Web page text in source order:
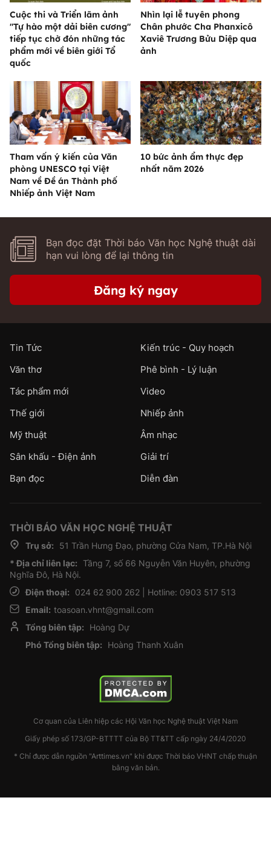
Cuộc thi và Triển lãm ảnh
"Tự hào một dải biên cương"
tiếp tục chờ đón những tác
phẩm mới về biên giới Tổ
quốc
Nhìn lại lễ tuyên phong
Chân phước Cha Phanxicô
Xaviê Trương Bửu Diệp qua
ảnh
Tham vấn ý kiến của Văn
phòng UNESCO tại Việt
Nam về Đề án Thành phố
Nhiếp ảnh Việt Nam
10 bức ảnh ẩm thực đẹp
nhất năm 2026
Bạn đọc đặt Thời báo Văn học Nghệ thuật dài
hạn vui lòng để lại thông tin
Đăng ký ngay
Tin Tức
Kiến trúc - Quy hoạch
Văn thơ
Phê bình - Lý luận
Tác phẩm mới
Video
Thế giới
Nhiếp ảnh
Mỹ thuật
Âm nhạc
Sân khấu - Điện ảnh
Giải trí
Bạn đọc
Diễn đàn
THỜI BÁO VĂN HỌC NGHỆ THUẬT
Trụ sở:
51 Trần Hưng Đạo, phường Cửa Nam, TP.Hà Nội
* Địa chỉ liên lạc: Tầng 7, số 66 Nguyễn Văn Huyên, phường
Nghĩa Đô, Hà Nội.
Điện thoại:
024 62 900 262 | Hotline: 0903 517 513
Email: toasoan.vhnt@gmail.com
Tổng biên tập:
Hoàng Dự
Phó Tổng biên tập:
Hoàng Thanh Xuân
Cơ quan của Liên hiệp các Hội Văn học Nghệ thuật Việt Nam
Giấy phép số 173/GP-BTTTT của Bộ TT&TT cấp ngày 24/4/2020
* Chỉ được dẫn nguồn "Arttimes.vn" khi được Thời báo VHNT chấp thuận
bằng văn bản.